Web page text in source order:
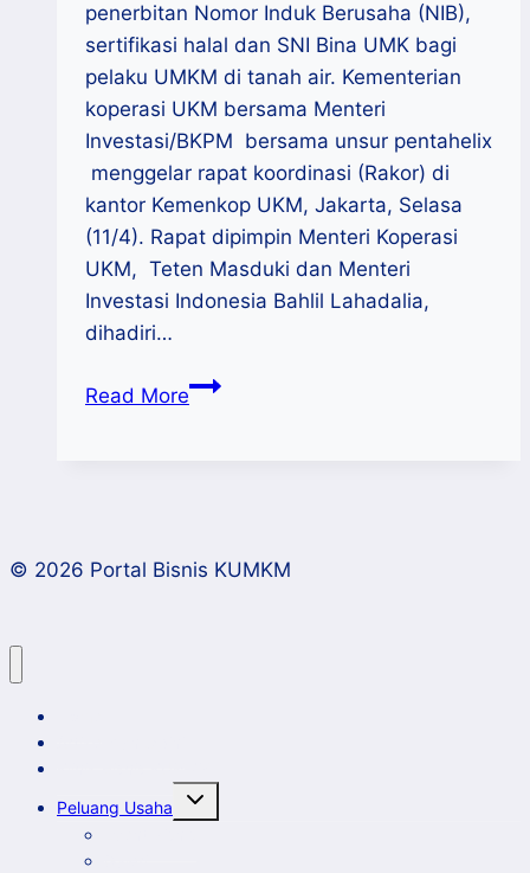
penerbitan Nomor Induk Berusaha (NIB),
sertifikasi halal dan SNI Bina UMK bagi
pelaku UMKM di tanah air. Kementerian
koperasi UKM bersama Menteri
Investasi/BKPM bersama unsur pentahelix
menggelar rapat koordinasi (Rakor) di
kantor Kemenkop UKM, Jakarta, Selasa
(11/4). Rapat dipimpin Menteri Koperasi
UKM, Teten Masduki dan Menteri
Investasi Indonesia Bahlil Lahadalia,
dihadiri…
Read MorePerkuat
Sertifikasi
© 2026 Portal Bisnis KUMKM
Peluang Usaha
Toggle